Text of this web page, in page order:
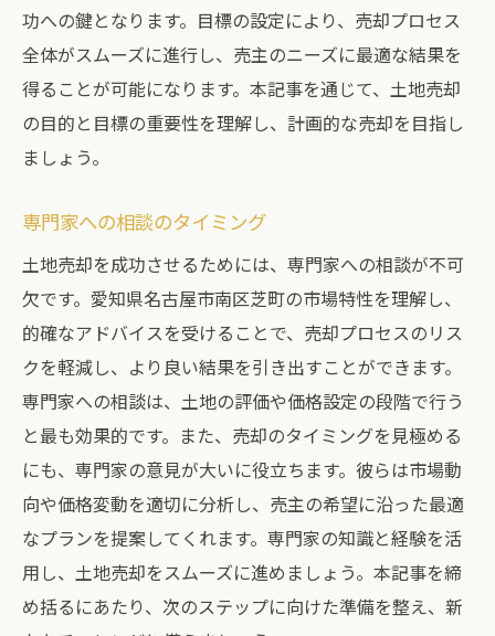
功への鍵となります。目標の設定により、売却プロセス
全体がスムーズに進行し、売主のニーズに最適な結果を
得ることが可能になります。本記事を通じて、土地売却
の目的と目標の重要性を理解し、計画的な売却を目指し
ましょう。
専門家への相談のタイミング
土地売却を成功させるためには、専門家への相談が不可
欠です。愛知県名古屋市南区芝町の市場特性を理解し、
的確なアドバイスを受けることで、売却プロセスのリス
クを軽減し、より良い結果を引き出すことができます。
専門家への相談は、土地の評価や価格設定の段階で行う
と最も効果的です。また、売却のタイミングを見極める
にも、専門家の意見が大いに役立ちます。彼らは市場動
向や価格変動を適切に分析し、売主の希望に沿った最適
なプランを提案してくれます。専門家の知識と経験を活
用し、土地売却をスムーズに進めましょう。本記事を締
め括るにあたり、次のステップに向けた準備を整え、新